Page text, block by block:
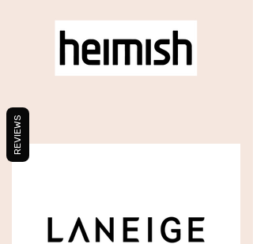
REVIEWS